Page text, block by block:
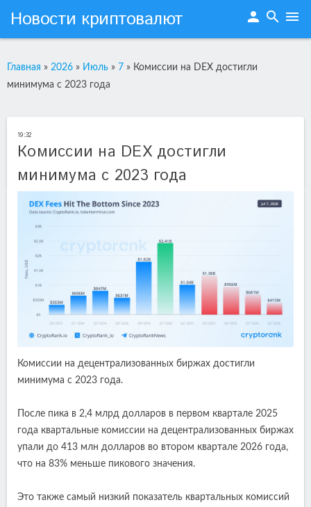
Новости криптовалют person search menu
Главная » 2026 » Июль » 7 » Комиссии на DEX достигли
минимума с 2023 года
19:32
Комиссии на DEX достигли
минимума с 2023 года
Комиссии на децентрализованных биржах достигли
минимума с 2023 года.
После пика в 2,4 млрд долларов в первом квартале 2025
года квартальные комиссии на децентрализованных биржах
упали до 413 млн долларов во втором квартале 2026 года,
что на 83% меньше пикового значения.
Это также самый низкий показатель квартальных комиссий